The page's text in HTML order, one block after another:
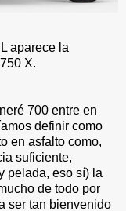
aparece la
X.
700 entre en
definir como
en asfalto como,
suficiente,
pelada, eso sí) la
de todo por
ser tan bienvenido